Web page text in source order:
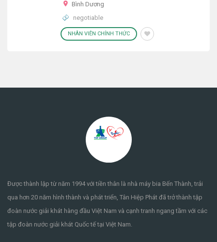
Bình Dương
negotiable
NHÂN VIÊN CHÍNH THỨC
Được thành lập từ năm 1994 với tiền thân là nhà máy bia Bến Thành, trải
qua hơn 20 năm hình thành và phát triển, Tân Hiệp Phát đã trở thành tập
đoàn nước giải khát hàng đầu Việt Nam và cạnh tranh ngang tầm với các
tập đoàn nước giải khát Quốc tế tại Việt Nam.